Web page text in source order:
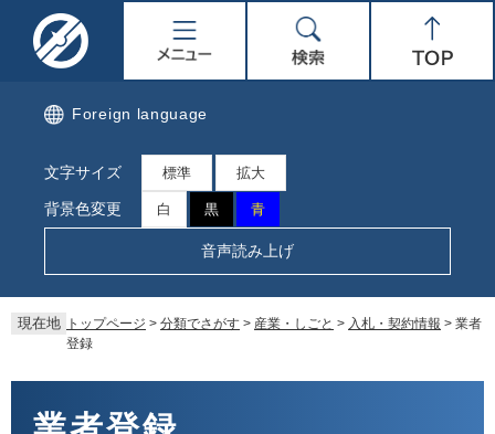
ー
ニ
ュ
ー
索
Foreign language
文字サイズ 標準 拡大
背景色変更 白 黒 青
音声読み上げ
現在地 トップページ > 分類でさがす > 産業・しごと > 入札・契約情報 > 業者
登録